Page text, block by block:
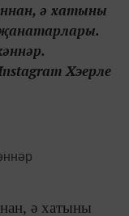
ә хатыны
җанатарлары.
Хэерле
ә хатыны